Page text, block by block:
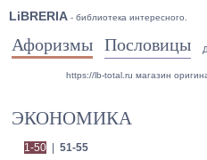
LiBRERIA - библиотека интересного.
Афоризмы Пословицы
https://lb-total.ru магазин
ЭКОНОМИКА
1-50| 51-55